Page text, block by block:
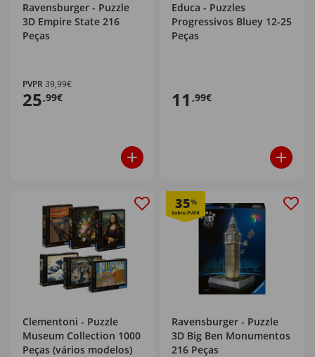
Ravensburger - Puzzle
3D Empire State 216
Peças
PVPR39,99€
25,99€
Educa - Puzzles
Progressivos Bluey 12-25
Peças
11 ,99€
Clementoni - Puzzle
Museum Collection 1000
Peças (vários modelos)
35%
Ravensburger - Puzzle
3D Big Ben Monumentos
216 Peças